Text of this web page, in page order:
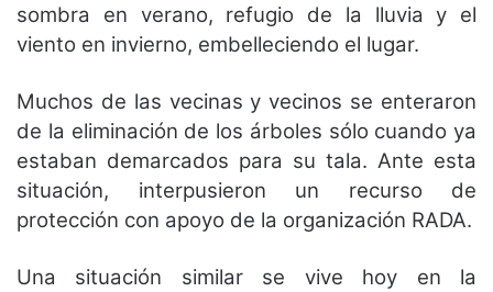
sombra en verano, refugio de la lluvia y el
viento en invierno, embelleciendo el lugar.
Muchos de las vecinas y vecinos se enteraron
de la eliminación de los árboles sólo cuando ya
estaban demarcados para su tala. Ante esta
situación, interpusieron un recurso de
protección con apoyo de la organización RADA.
Una situación similar se vive hoy en la